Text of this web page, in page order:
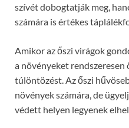
szívét dobogtatják meg,
számára is értékes
Amikor az őszi virágok
a növényeket rendszeresen
túlöntözést. Az őszi
növények számára, de
védett helyen legyenek